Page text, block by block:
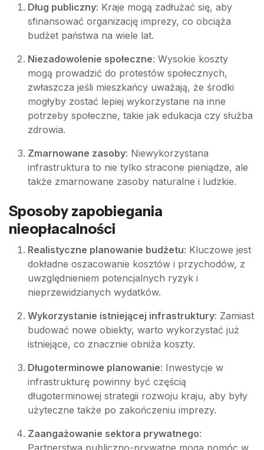
Dług publiczny: Kraje mogą zadłużać się, aby
sfinansować organizację imprezy, co obciąża
budżet państwa na wiele lat.
Niezadowolenie społeczne: Wysokie koszty
mogą prowadzić do protestów społecznych,
zwłaszcza jeśli mieszkańcy uważają, że środki
mogłyby zostać lepiej wykorzystane na inne
potrzeby społeczne, takie jak edukacja czy służba
zdrowia.
Zmarnowane zasoby: Niewykorzystana
infrastruktura to nie tylko stracone pieniądze, ale
także zmarnowane zasoby naturalne i ludzkie.
Sposoby zapobiegania
nieopłacalności
Realistyczne planowanie budżetu: Kluczowe jest
dokładne oszacowanie kosztów i przychodów, z
uwzględnieniem potencjalnych ryzyk i
nieprzewidzianych wydatków.
Wykorzystanie istniejącej infrastruktury: Zamiast
budować nowe obiekty, warto wykorzystać już
istniejące, co znacznie obniża koszty.
Długoterminowe planowanie: Inwestycje w
infrastrukturę powinny być częścią
długoterminowej strategii rozwoju kraju, aby były
użyteczne także po zakończeniu imprezy.
Zaangażowanie sektora prywatnego:
Partnerstwa publiczno-prywatne mogą pomóc w